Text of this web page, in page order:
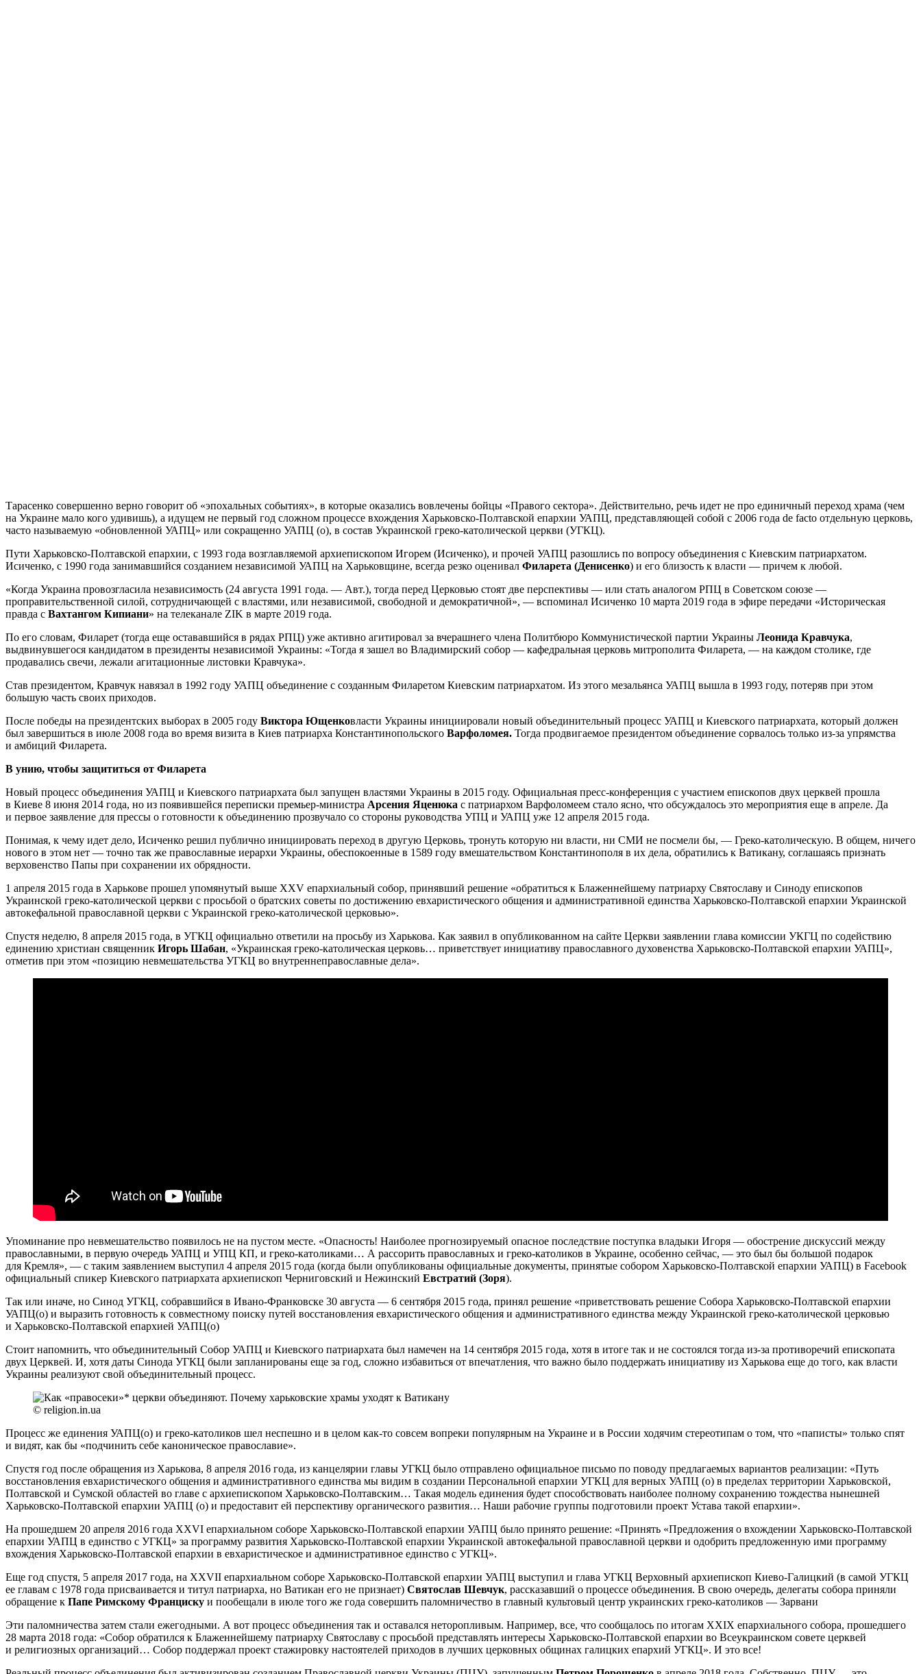
Тарасенко совершенно верно говорит об «эпохальных событиях», в которые оказались вовлечены бойцы «Правого сектора». Действительно, речь идет не про единичный переход храма (чем
на Украине мало кого удивишь), а идущем не первый год сложном процессе вхождения Харьковско-Полтавской епархии УАПЦ, представляющей собой с 2006 года de facto отдельную церковь,
часто называемую «обновленной УАПЦ» или сокращенно УАПЦ (о), в состав Украинской греко-католической церкви (УГКЦ).
Пути Харьковско-Полтавской епархии, с 1993 года возглавляемой архиепископом Игорем (Исиченко), и прочей УАПЦ разошлись по вопросу объединения с Киевским патриархатом.
Исиченко, с 1990 года занимавшийся созданием независимой УАПЦ на Харьковщине, всегда резко оценивал Филарета (Денисенко) и его близость к власти — причем к любой.
«Когда Украина провозгласила независимость (24 августа 1991 года. — Авт.), тогда перед Церковью стоят две перспективы — или стать аналогом РПЦ в Советском союзе —
проправительственной силой, сотрудничающей с властями, или независимой, свободной и демократичной», — вспоминал Исиченко 10 марта 2019 года в эфире передачи «Историческая
правда с Вахтангом Кипиани» на телеканале ZIK в марте 2019 года.
По его словам, Филарет (тогда еще остававшийся в рядах РПЦ) уже активно агитировал за вчерашнего члена Политбюро Коммунистической партии Украины Леонида Кравчука,
выдвинувшегося кандидатом в президенты независимой Украины: «Тогда я зашел во Владимирский собор — кафедральная церковь митрополита Филарета, — на каждом столике, где
продавались свечи, лежали агитационные листовки Кравчука».
Став президентом, Кравчук навязал в 1992 году УАПЦ объединение с созданным Филаретом Киевским патриархатом. Из этого мезальянса УАПЦ вышла в 1993 году, потеряв при этом
большую часть своих приходов.
После победы на президентских выборах в 2005 году Виктора Ющенковласти Украины инициировали новый объединительный процесс УАПЦ и Киевского патриархата, который должен
был завершиться в июле 2008 года во время визита в Киев патриарха Константинопольского Варфоломея. Тогда продвигаемое президентом объединение сорвалось только из-за упрямства
и амбиций Филарета.
В унию, чтобы защититься от Филарета
Новый процесс объединения УАПЦ и Киевского патриархата был запущен властями Украины в 2015 году. Официальная пресс-конференция с участием епископов двух церквей прошла
в Киеве 8 июня 2014 года, но из появившейся переписки премьер-министра Арсения Яценюка с патриархом Варфоломеем стало ясно, что обсуждалось это мероприятия еще в апреле. Да
и первое заявление для прессы о готовности к объединению прозвучало со стороны руководства УПЦ и УАПЦ уже 12 апреля 2015 года.
Понимая, к чему идет дело, Исиченко решил публично инициировать переход в другую Церковь, тронуть которую ни власти, ни СМИ не посмели бы, — Греко-католическую. В общем, ничего
нового в этом нет — точно так же православные иерархи Украины, обеспокоенные в 1589 году вмешательством Константинополя в их дела, обратились к Ватикану, соглашаясь признать
верховенство Папы при сохранении их обрядности.
1 апреля 2015 года в Харькове прошел упомянутый выше XXV епархиальный собор, принявший решение «обратиться к Блаженнейшему патриарху Святославу и Синоду епископов
Украинской греко-католической церкви с просьбой о братских советы по достижению евхаристического общения и административной единства Харьковско-Полтавской епархии Украинской
автокефальной православной церкви с Украинской греко-католической церковью».
Спустя неделю, 8 апреля 2015 года, в УГКЦ официально ответили на просьбу из Харькова. Как заявил в опубликованном на сайте Церкви заявлении глава комиссии УКГЦ по содействию
единению христиан священник Игорь Шабан, «Украинская греко-католическая церковь… приветствует инициативу православного духовенства Харьковско-Полтавской епархии УАПЦ»,
отметив при этом «позицию невмешательства УГКЦ во внутреннеправославные дела».
Упоминание про невмешательство появилось не на пустом месте. «Опасность! Наиболее прогнозируемый опасное последствие поступка владыки Игоря — обострение дискуссий между
православными, в первую очередь УАПЦ и УПЦ КП, и греко-католиками… А рассорить православных и греко-католиков в Украине, особенно сейчас, — это был бы большой подарок
для Кремля», — с таким заявлением выступил 4 апреля 2015 года (когда были опубликованы официальные документы, принятые собором Харьковско-Полтавской епархии УАПЦ) в Facebook
официальный спикер Киевского патриархата архиепископ Черниговский и Нежинский Евстратий (Зоря).
Так или иначе, но Синод УГКЦ, собравшийся в Ивано-Франковске 30 августа — 6 сентября 2015 года, принял решение «приветствовать решение Собора Харьковско-Полтавской епархии
УАПЦ(о) и выразить готовность к совместному поиску путей восстановления евхаристического общения и административного единства между Украинской греко-католической церковью
и Харьковско-Полтавской епархией УАПЦ(о)
Стоит напомнить, что объединительный Собор УАПЦ и Киевского патриархата был намечен на 14 сентября 2015 года, хотя в итоге так и не состоялся тогда из-за противоречий епископата
двух Церквей. И, хотя даты Синода УГКЦ были запланированы еще за год, сложно избавиться от впечатления, что важно было поддержать инициативу из Харькова еще до того, как власти
Украины реализуют свой объединительный процесс.
© religion.in.ua
Процесс же единения УАПЦ(о) и греко-католиков шел неспешно и в целом как-то совсем вопреки популярным на Украине и в России ходячим стереотипам о том, что «паписты» только спят
и видят, как бы «подчинить себе каноническое православие».
Спустя год после обращения из Харькова, 8 апреля 2016 года, из канцелярии главы УГКЦ было отправлено официальное письмо по поводу предлагаемых вариантов реализации: «Путь
восстановления евхаристического общения и административного единства мы видим в создании Персональной епархии УГКЦ для верных УАПЦ (о) в пределах территории Харьковской,
Полтавской и Сумской областей во главе с архиепископом Харьковско-Полтавским… Такая модель единения будет способствовать наиболее полному сохранению тождества нынешней
Харьковско-Полтавской епархии УАПЦ (о) и предоставит ей перспективу органического развития… Наши рабочие группы подготовили проект Устава такой епархии».
На прошедшем 20 апреля 2016 года XXVI епархиальном соборе Харьковско-Полтавской епархии УАПЦ было принято решение: «Принять «Предложения о вхождении Харьковско-Полтавской
епархии УАПЦ в единство с УГКЦ» за программу развития Харьковско-Полтавской епархии Украинской автокефальной православной церкви и одобрить предложенную ими программу
вхождения Харьковско-Полтавской епархии в евхаристическое и административное единство с УГКЦ».
Еще год спустя, 5 апреля 2017 года, на XXVII епархиальном соборе Харьковско-Полтавской епархии УАПЦ выступил и глава УГКЦ Верховный архиепископ Киево-Галицкий (в самой УГКЦ
ее главам с 1978 года присваивается и титул патриарха, но Ватикан его не признает) Святослав Шевчук, рассказавший о процессе объединения. В свою очередь, делегаты собора приняли
обращение к Папе Римскому Франциску и пообещали в июле того же года совершить паломничество в главный культовый центр украинских греко-католиков — Зарвани
Эти паломничества затем стали ежегодными. А вот процесс объединения так и оставался неторопливым. Например, все, что сообщалось по итогам XXIX епархиального собора, прошедшего
28 марта 2018 года: «Собор обратился к Блаженнейшему патриарху Святославу с просьбой представлять интересы Харьковско-Полтавской епархии во Всеукраинском совете церквей
и религиозных организаций… Собор поддержал проект стажировку настоятелей приходов в лучших церковных общинах галицких епархий УГКЦ». И это все!